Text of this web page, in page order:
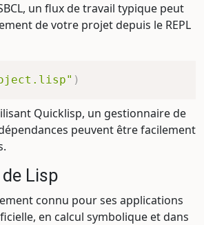
un flux de travail typique peut
de votre projet depuis le REPL
)
Quicklisp, un gestionnaire de
peuvent être facilement
Lisp
connu pour ses applications
en calcul symbolique et dans